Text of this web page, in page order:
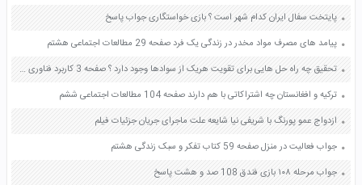
پایتخت سفال ایران کدام شهر است ؟ بازی خواستگاری جواب پاسخ
پیامد های مصرف مواد مخدر در زندگی یک فرد صفحه 29 مطالعات اجتماعی هشتم
تحقیق چه راه حل هایی برای تقویت هریک از سوادها وجود دارد ؟ صفحه 3 کاربرد فناوری های نوین یازدهم
ترکیه و افغانستان چه اشتراکاتی با هم دارند صفحه 104 مطالعات اجتماعی ششم
ازدواج عمو پورنگ با شریفی نیا شایعه علت ماجرای جریان جزئیات فیلم
جواب فعالیت در منزل صفحه 59 کتاب تفکر و سبک زندگی هشتم
جواب مرحله ۱۰۸ بازی فندق 108 صد و هشت پاسخ